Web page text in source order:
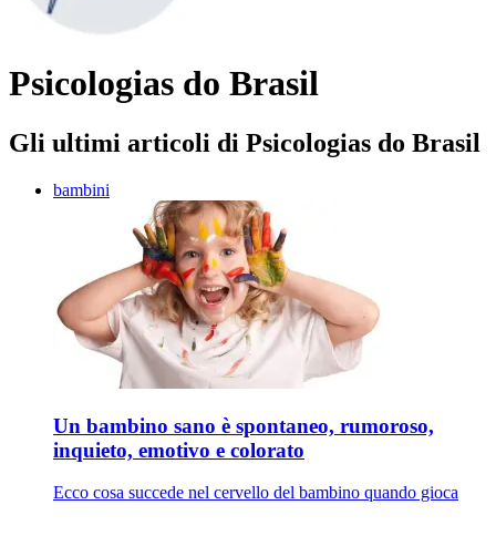
Psicologias do Brasil
Gli ultimi articoli di Psicologias do Brasil
bambini
Un bambino sano è spontaneo, rumoroso,
inquieto, emotivo e colorato
Ecco cosa succede nel cervello del bambino quando gioca